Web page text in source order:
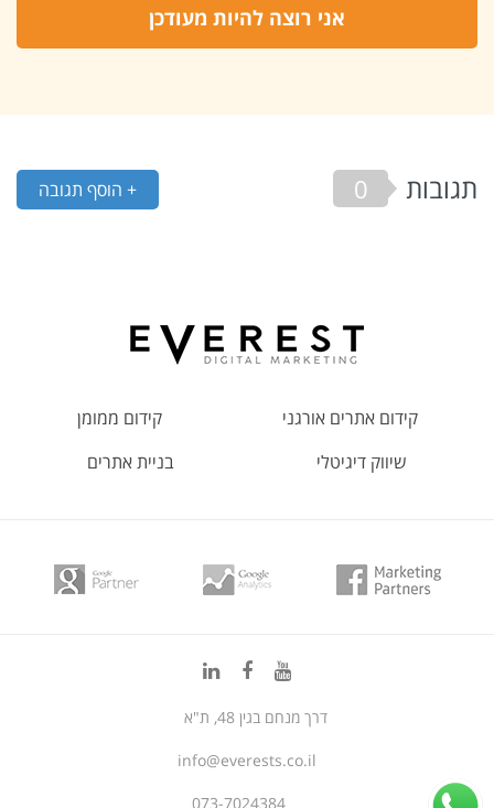
תגובות 0 + הוסף תגובה
קידום אתרים אורגני
קידום ממומן
שיווק דיגיטלי
בניית אתרים
דרך מנחם בגין 48, ת"א
info@everests.co.il
073-7024384